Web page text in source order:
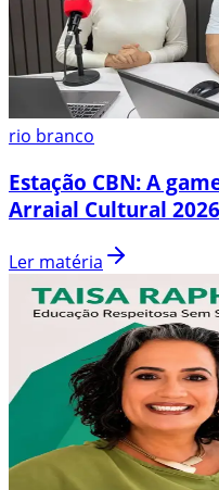
rio branco
Estação CBN: A
Arraial Cultural 2026
Ler matéria